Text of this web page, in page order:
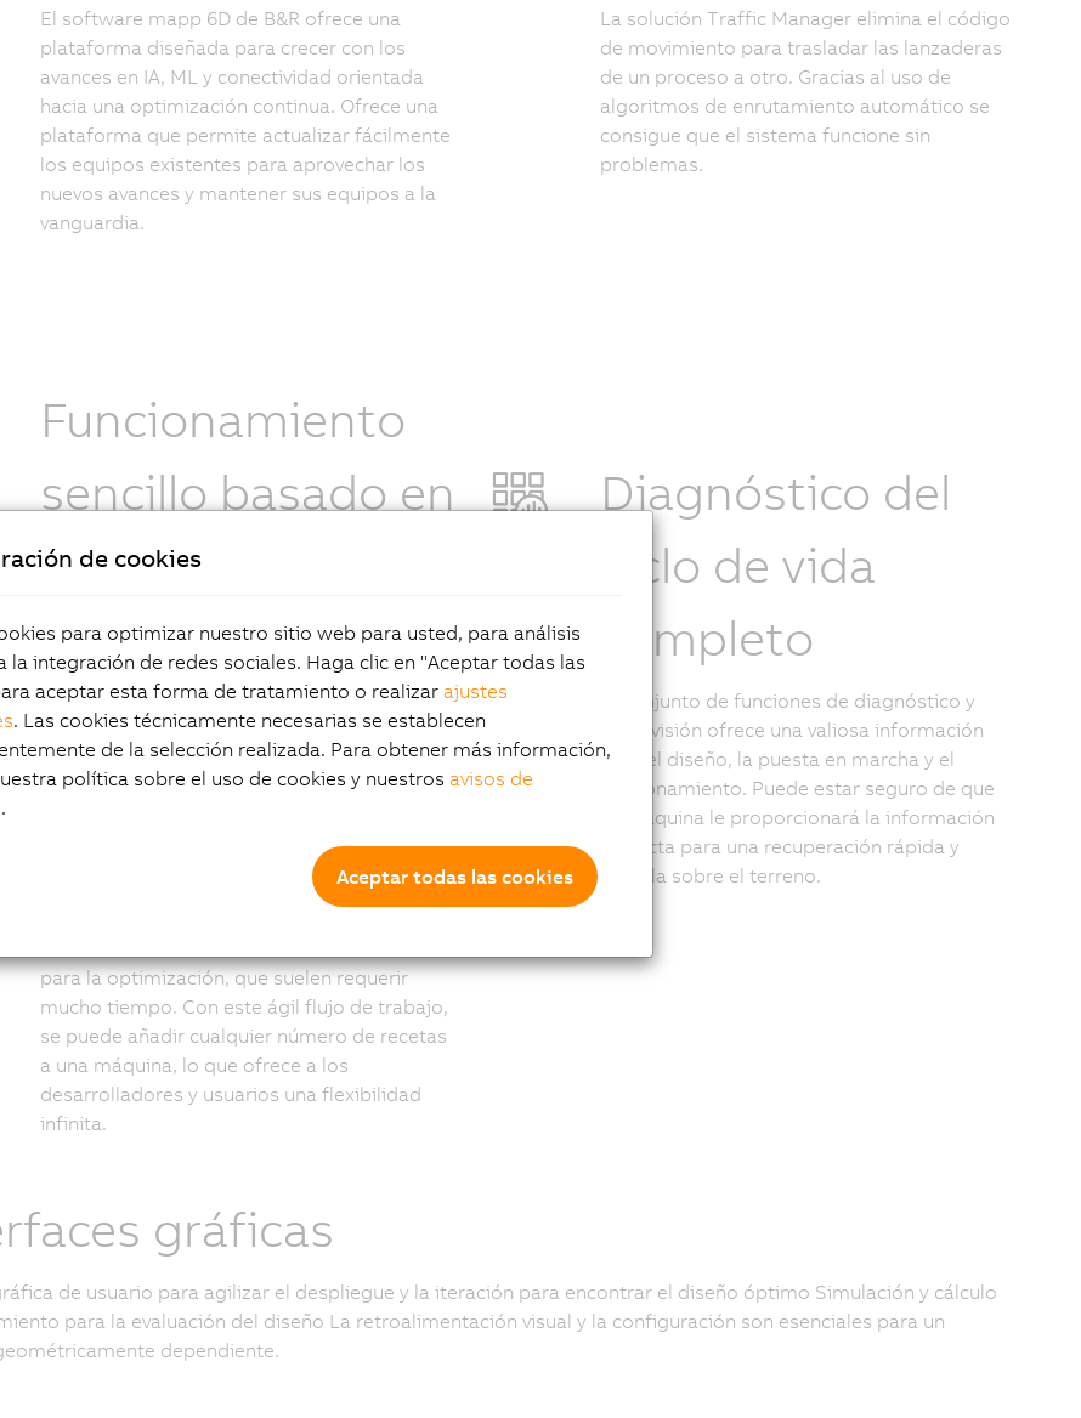
El software mapp 6D de B&R ofrece una
plataforma diseñada para crecer con los
avances en IA, ML y conectividad orientada
hacia una optimización continua. Ofrece una
plataforma que permite actualizar fácilmente
los equipos existentes para aprovechar los
nuevos avances y mantener sus equipos a la
vanguardia.
La solución Traffic Manager elimina el código
de movimiento para trasladar las lanzaderas
de un proceso a otro. Gracias al uso de
algoritmos de enrutamiento automático se
consigue que el sistema funcione sin
problemas.
Funcionamiento
sencillo basado en
recetas
Ahora, el fabricante puede crear fácilmente
una receta completa para la distribución
prevista. El desarrollador selecciona la
disposición de las máquinas, las estaciones
de proceso y las secuencias de lanzaderas
que definen la receta de un producto
óptima entre los puntos, o bien el usuario
puede crear trayectorias específicas. Este
para la optimización, que suelen requerir
mucho tiempo. Con este ágil flujo de trabajo,
se puede añadir cualquier número de recetas
a una máquina, lo que ofrece a los
desarrolladores y usuarios una flexibilidad
infinita.
Diagnóstico del
ciclo de vida
completo
El conjunto de funciones de diagnóstico y
supervisión ofrece una valiosa información
para el diseño, la puesta en marcha y el
funcionamiento. Puede estar seguro de que
su máquina le proporcionará la información
correcta para una recuperación rápida y
sencilla sobre el terreno.
gráficas
de usuario para agilizar el despliegue y la iteración para encontrar el diseño óptimo Simulación y cálculo
para la evaluación del diseño La retroalimentación visual y la configuración son esenciales para un
dependiente.
de cookies
para optimizar nuestro sitio web para usted, para análisis
la integración de redes sociales. Haga clic en "Aceptar todas las
aceptar esta forma de tratamiento o realizar ajustes
. Las cookies técnicamente necesarias se establecen
de la selección realizada. Para obtener más información,
política sobre el uso de cookies y nuestros avisos de
.
Aceptar todas las cookies